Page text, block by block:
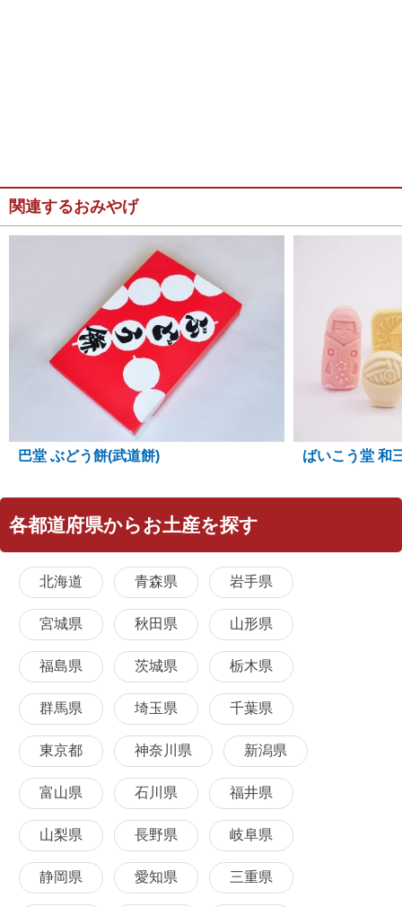
関連するおみやげ
巴堂 ぶどう餅(武道餅) ばいこう堂 和
各都道府県からお土産を探す
北海道 青森県 岩手県
宮城県 秋田県 山形県
福島県 茨城県 栃木県
群馬県 埼玉県 千葉県
東京都 神奈川県 新潟県
富山県 石川県 福井県
山梨県 長野県 岐阜県
静岡県 愛知県 三重県